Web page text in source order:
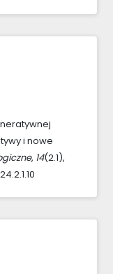
i nowe
, 14(2.1),